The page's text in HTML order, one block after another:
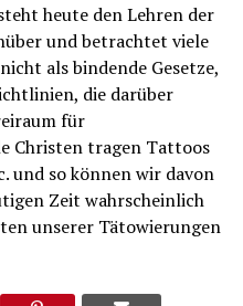
heute den Lehren der
und betrachtet viele
als bindende Gesetze,
die darüber
für
Christen tragen Tattoos
und so können wir davon
Zeit wahrscheinlich
unserer Tätowierungen